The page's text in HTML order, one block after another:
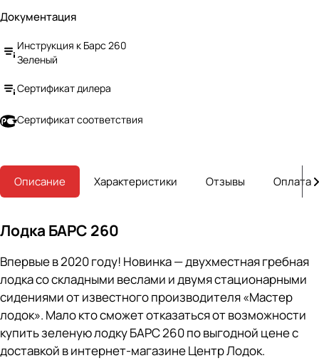
Документация
Инструкция к Барс 260
Зеленый
Сертификат дилера
Сертификат соответствия
Описание Характеристики Отзывы Оплата
Лодка БАРС 260
Впервые в 2020 году! Новинка — двухместная гребная
лодка со складными веслами и двумя стационарными
сидениями от известного производителя «Мастер
лодок». Мало кто сможет отказаться от возможности
купить зеленую лодку БАРС 260 по выгодной цене с
доставкой в интернет-магазине Центр Лодок.